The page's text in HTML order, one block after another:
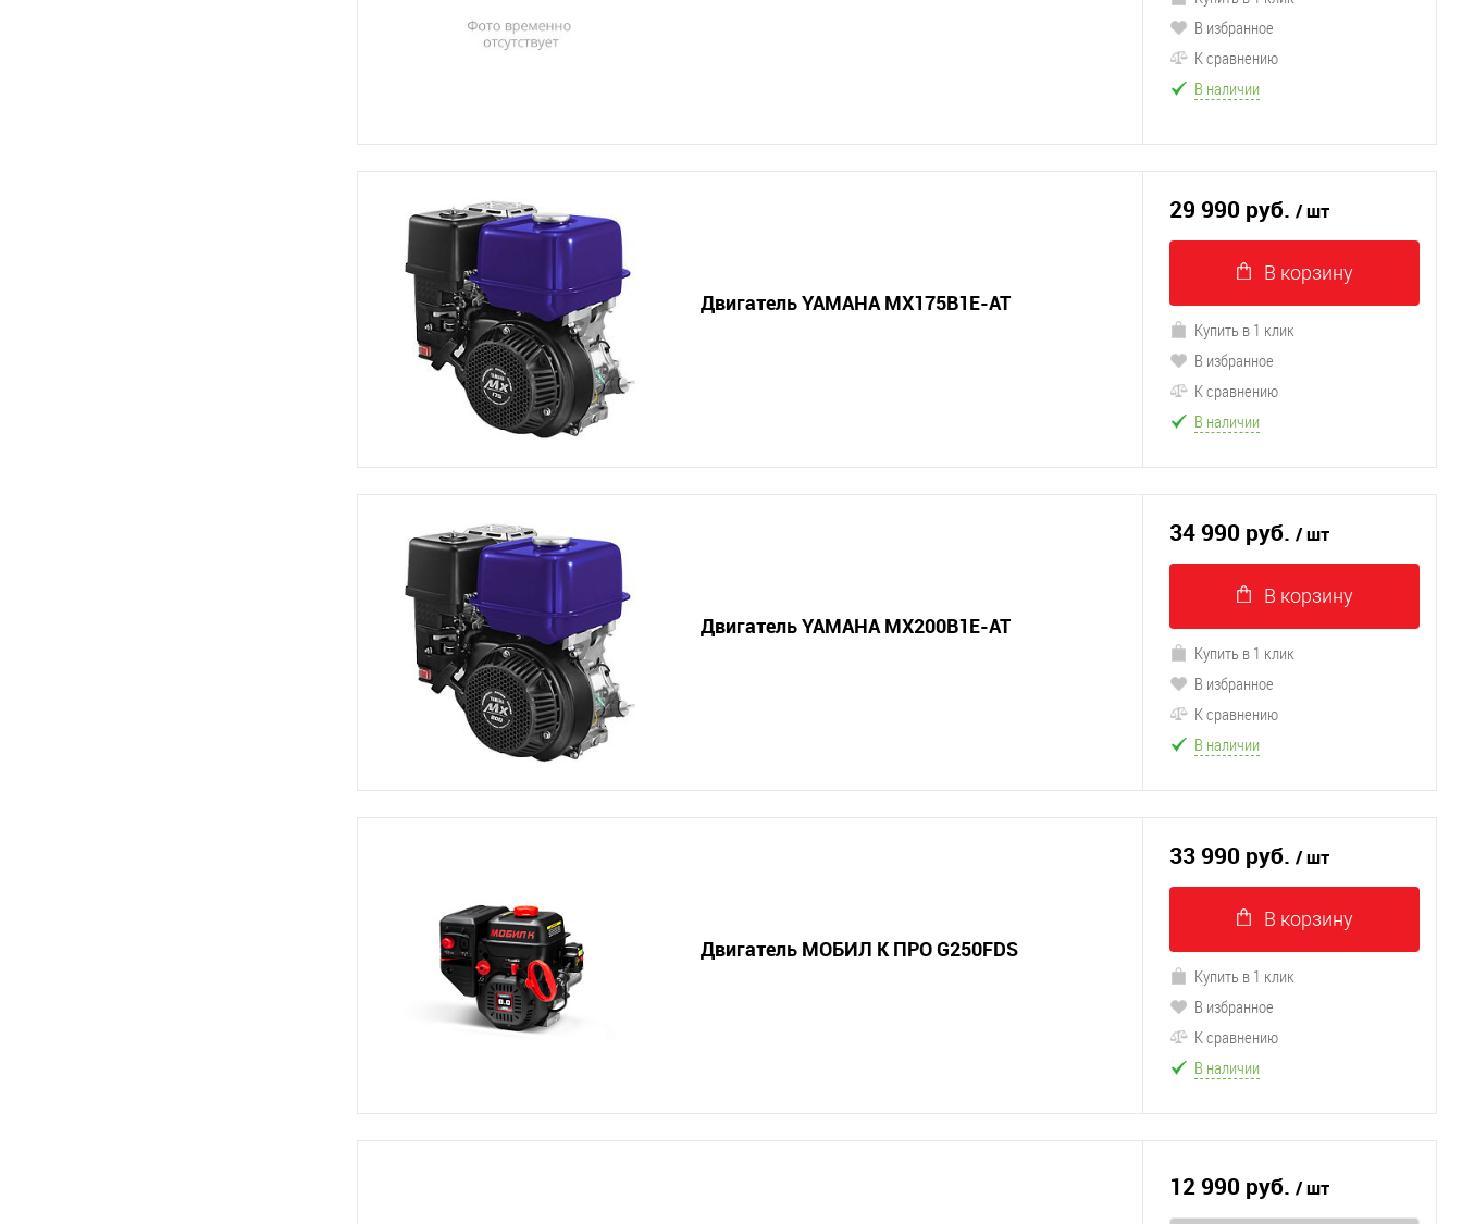
В избранное
К сравнению
В наличии
Двигатель YAMAHA MX175B1E-AT
29 990 руб. / шт
В корзину
Купить в 1 клик
В избранное
К сравнению
В наличии
Двигатель YAMAHA MX200B1E-AT
34 990 руб. / шт
В корзину
Купить в 1 клик
В избранное
К сравнению
В наличии
Двигатель МОБИЛ К ПРО G250FDS
33 990 руб. / шт
В корзину
Купить в 1 клик
В избранное
К сравнению
В наличии
12 990 руб. / шт